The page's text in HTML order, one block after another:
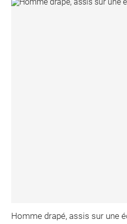
Homme drapé, assis sur une